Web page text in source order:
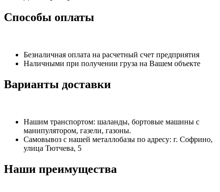
Способы оплаты
Безналичная оплата на расчетный счет предприятия
Наличными при получении груза на Вашем объекте
Варианты доставки
Нашим транспортом: шаланды, бортовые машины с
манипулятором, газели, газоны.
Самовывоз с нашей металлобазы по адресу: г. Софрино,
улица Тютчева, 5
Наши преимущества